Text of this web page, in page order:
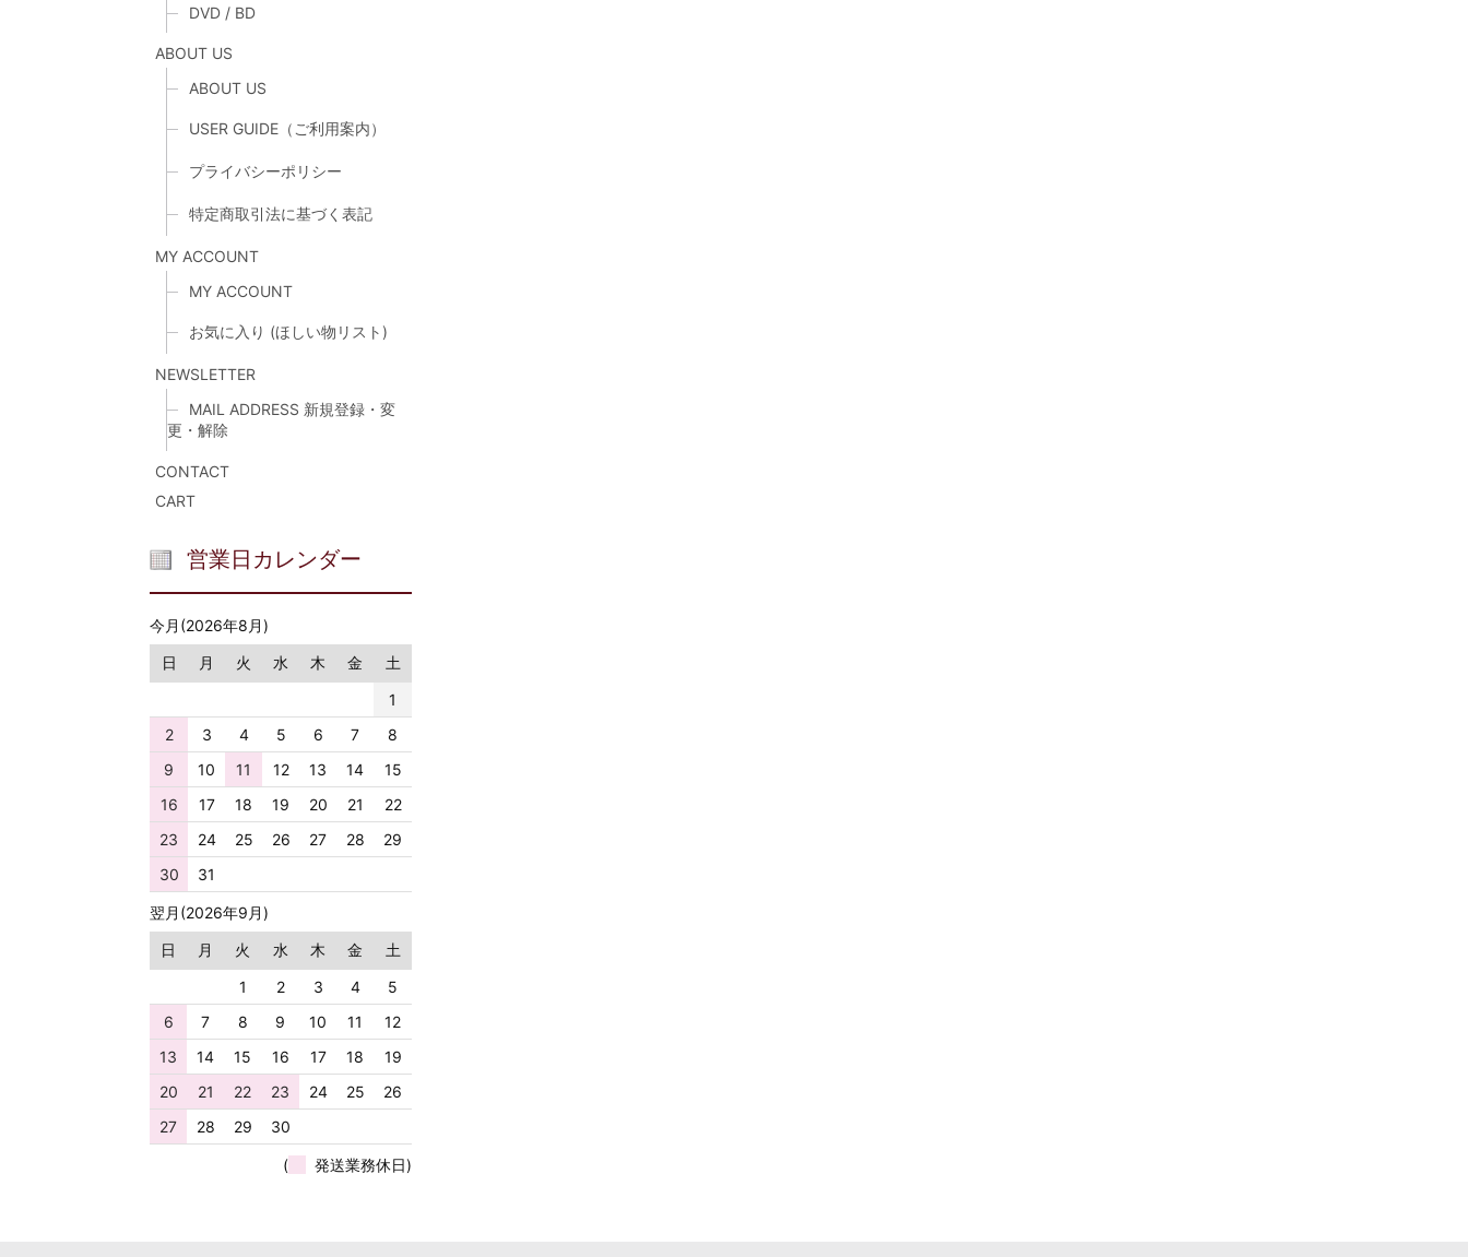
DVD / BD
ABOUT US
ABOUT US
USER GUIDE（ご利用案内）
プライバシーポリシー
特定商取引法に基づく表記
MY ACCOUNT
MY ACCOUNT
お気に入り (ほしい物リスト)
NEWSLETTER
MAIL ADDRESS 新規登録・変
更・解除
CONTACT
CART
営業日カレンダー
今月(2026年8月)
日
月 火 水 木 金
土
1
2
3 4 5 6 7
8
9
10 11 12 13 14
15
16
17 18 19 20 21
22
23
24 25 26 27 28
29
30
31
翌月(2026年9月)
日
月 火 水 木 金
土
1
2 3 4
5
6
7 8 9 10 11
12
13
14 15 16 17 18
19
20
21 22 23 24 25
26
27
28 29 30
( 発送業務休日)